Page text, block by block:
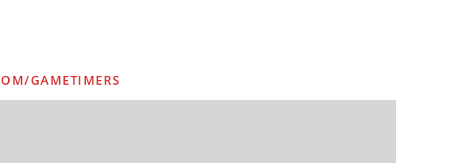
GAMETIMERS